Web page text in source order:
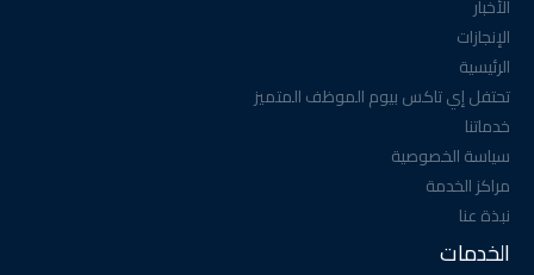
الأخبار
الإنجازات
الرئيسية
تحتفل إي تاكس بيوم الموظف المتميز
خدماتنا
سياسة الخصوصية
مراكز الخدمة
نبذة عنا
الخدمات